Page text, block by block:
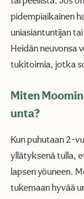
pidempiaikainen
uniasiantuntijan
Heidän neuvonsa
tukitoimia, jotka
Miten
unta?
Kun puhutaan 2-
yllätyksenä tulla,
lapsen yöuneen.
tukemaan hyvää